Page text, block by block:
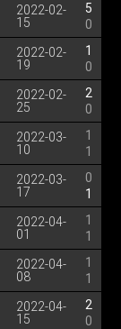
2022-02-
15
5
0
2022-02-
19
1
0
2022-02-
25
2
0
2022-03-
10
1
1
2022-03-
17
0
1
2022-04-
01
1
1
2022-04-
08
1
1
2022-04-
15
2
0